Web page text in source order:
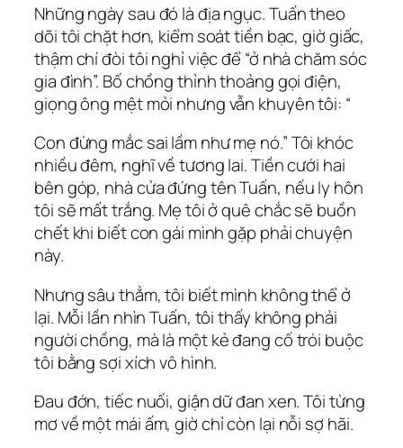
Những ngày sau đó là địa ngục. Tuấn theo
dõi tôi chặt hơn, kiểm soát tiền bạc, giờ giấc,
thậm chí đòi tôi nghỉ việc để “ở nhà chăm sóc
gia đình”. Bố chồng thỉnh thoảng gọi điện,
giọng ông mệt mỏi nhưng vẫn khuyên tôi: “
Con đừng mắc sai lầm như mẹ nó.” Tôi khóc
nhiều đêm, nghĩ về tương lai. Tiền cưới hai
bên góp, nhà cửa đứng tên Tuấn, nếu ly hôn
tôi sẽ mất trắng. Mẹ tôi ở quê chắc sẽ buồn
chết khi biết con gái mình gặp phải chuyện
này.
Nhưng sâu thẳm, tôi biết mình không thể ở
lại. Mỗi lần nhìn Tuấn, tôi thấy không phải
người chồng, mà là một kẻ đang cố trói buộc
tôi bằng sợi xích vô hình.
Đau đớn, tiếc nuối, giận dữ đan xen. Tôi từng
mơ về một mái ấm, giờ chỉ còn lại nỗi sợ hãi.